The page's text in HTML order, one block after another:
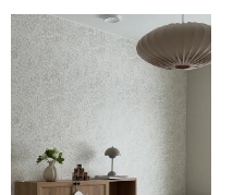
STIL
Klassisk
HÖJD (m)
10,05